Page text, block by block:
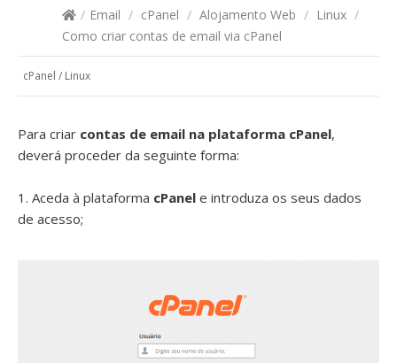
/ Email / cPanel / Alojamento Web / Linux /
Como criar contas de email via cPanel
cPanel / Linux
Para criar contas de email na plataforma cPanel,
deverá proceder da seguinte forma:
1. Aceda à plataforma cPanel e introduza os seus dados
de acesso;